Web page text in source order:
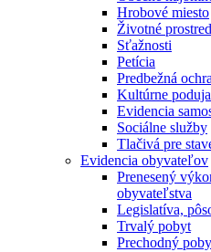
Hrobové miesto
Životné
Sťažnosti
Petícia
Predbežná
Kultúrne
Evidencia
Sociálne služby
Tlačivá pre
Evidencia obyvateľov
Prenesený
obyvateľstva
Legislatíva,
Trvalý pobyt
Prechodný